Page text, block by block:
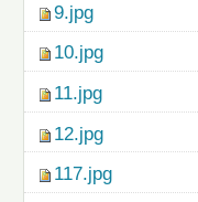
9.jpg
10.jpg
11.jpg
12.jpg
117.jpg